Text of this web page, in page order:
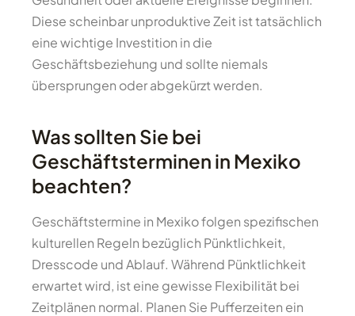
Diese scheinbar unproduktive Zeit ist tatsächlich
eine wichtige Investition in die
Geschäftsbeziehung und sollte niemals
übersprungen oder abgekürzt werden.
Was sollten Sie bei
Geschäftsterminen in Mexiko
beachten?
Geschäftstermine in Mexiko folgen spezifischen
kulturellen Regeln bezüglich Pünktlichkeit,
Dresscode und Ablauf. Während Pünktlichkeit
erwartet wird, ist eine gewisse Flexibilität bei
Zeitplänen normal. Planen Sie Pufferzeiten ein